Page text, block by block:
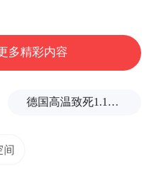
多精彩内容
德国高温致死1.19万人，为2016年来最高纪录